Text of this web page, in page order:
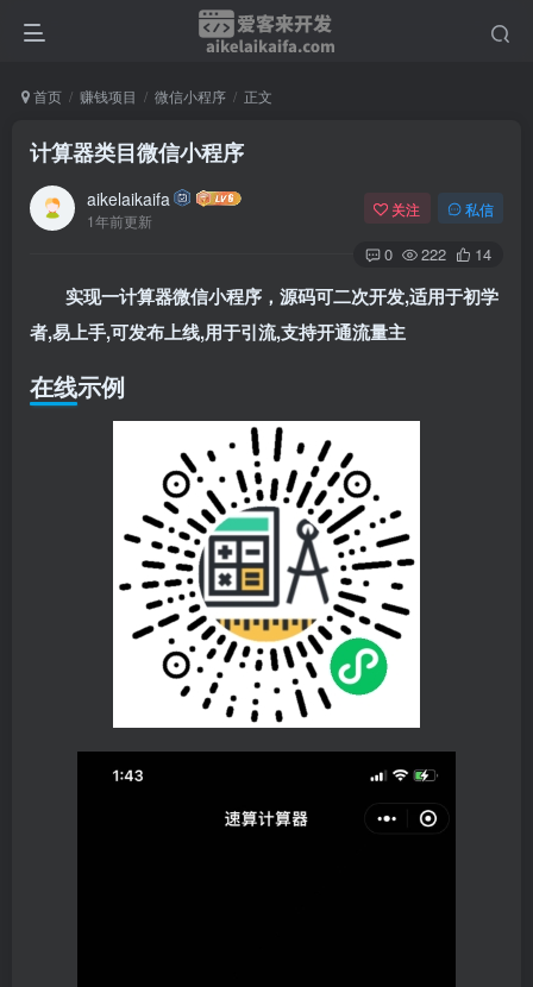
首页 赚钱项目 微信小程序 正文
计算器类目微信小程序
aikelaikaifa
1年前更新
关注 私信
0 222 14
实现一计算器微信小程序，源码可二次开发,适用于初学
者,易上手,可发布上线,用于引流,支持开通流量主
在线示例